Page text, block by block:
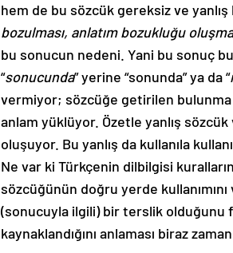
hem de bu sözcük gereksiz ve
bozulması, anlatım bozukluğu
bu sonucun nedeni. Yani bu sonuç
“sonucunda” yerine “sonunda” ya da “
vermiyor; sözcüğe getirilen bulunma
anlam yüklüyor. Özetle yanlış
oluşuyor. Bu yanlış da kullanıla
Ne var ki Türkçenin dilbilgisi
sözcüğünün doğru yerde
(sonucuyla ilgili) bir terslik olduğunu
kaynaklandığını anlaması biraz zaman